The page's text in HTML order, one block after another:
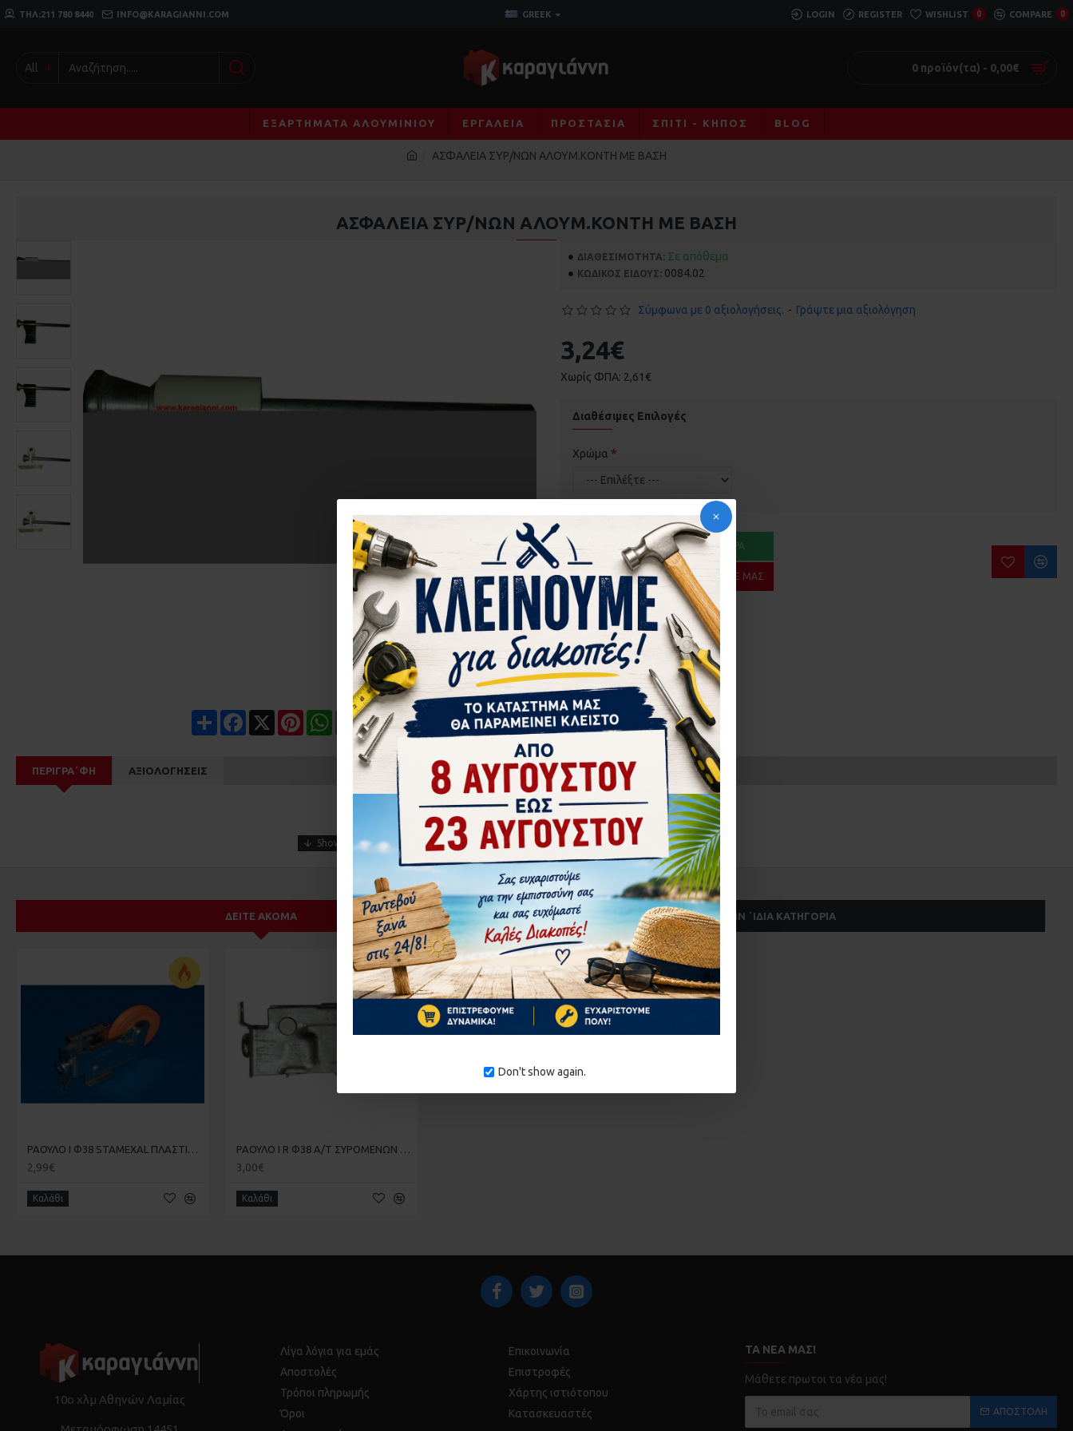
Don't show again.
ΤΗΛ:211 780 8440 INFO@KARAGIANNI.COM GREEK LOGIN REGISTER WISHLIST 0 COMPARE 0
All 0 προϊόν(τα) - 0,00€
ΕΞΑΡΤΉΜΑΤΑ ΑΛΟΥΜΙΝΊΟΥ ΕΡΓΑΛΕΊΑ ΠΡΟΣΤΑΣΊΑ ΣΠΊΤΙ - ΚΉΠΟΣ BLOG
ΑΣΦΑΛΕΙΑ ΣΥΡ/ΝΩΝ ΑΛΟΥΜ.ΚΟΝΤΗ ΜΕ ΒΑΣΗ
ΑΣΦΑΛΕΙΑ ΣΥΡ/ΝΩΝ ΑΛΟΥΜ.ΚΟΝΤΗ ΜΕ ΒΑΣΗ
Share Facebook PinterestWhatsApp
Email
ΔΙΑΘΕΣΙΜΌΤΗΤΑ: Σε απόθεμα
ΚΩΔΙΚΌΣ ΕΊΔΟΥΣ: 0084.02
Σύμφωνα με 0 αξιολογήσεις. - Γράψτε μια αξιολόγηση
3,24€
Χωρίς ΦΠΑ: 2,61€
Διαθέσιμες Επιλογές
Χρώμα
ΚΑΛΆΘΙ
ΑΓΟΡΆ
ΡΩΤΉΣΤΕ ΜΑΣ
ΠΕΡΙΓΡΑ΄ΦΉ ΑΞΙΟΛΟΓΉΣΕΙΣ
ΔΕΊΤΕ ΑΚΌΜΑ ΣΤΗΝ ΄ΙΔΙΑ ΚΑΤΗΓΟΡΊΑ
ΡΑΟΥΛΟ Ι Φ38 STAMEXAL ΠΛΑΣΤΙΚΟ Α/Τ ΣΥΡΟΜΕΝΩΝ ΑΛΟΥΜΙΝΙΟΥ 150-700 ΜΟΝΟ
2,99€
Καλάθι
ΡΑΟΥΛΟ Ι R Φ38 Α/Τ ΣΥΡΟΜΕΝΩΝ ΑΛΟΥΜΙΝΙΟΥ 150-700 ΜΟΝΟ
3,00€
Καλάθι
10ο χλμ Αθηνών Λαμίας
Λίγα λόγια για εμάς
Αποστολές
Τρόποι πληρωμής
Όροι
Επικοινωνία
Επιστροφές
Χάρτης ιστιότοπου
Κατασκευαστές
ΤΑ ΝΈΑ ΜΑΣ!
Μάθετε πρωτοι τα νέα μας!
ΑΠΟΣΤΟΛΉ